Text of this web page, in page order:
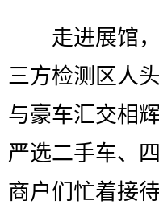
走进展馆，
三方检测区人
与豪车汇交相
严选二手车、
商户们忙着接